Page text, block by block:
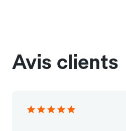
Avis clients